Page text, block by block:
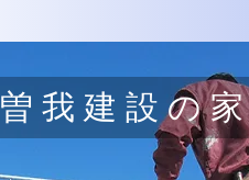
曽 我 建 設 の 家